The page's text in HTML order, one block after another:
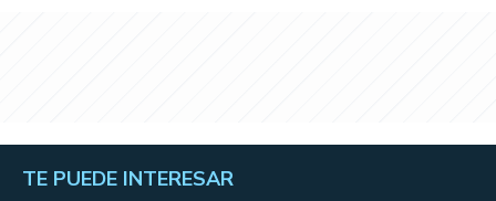
TE PUEDE INTERESAR